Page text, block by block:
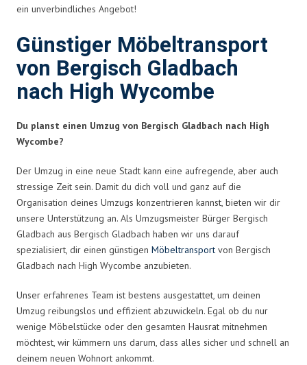
ein unverbindliches Angebot!
Günstiger Möbeltransport
von Bergisch Gladbach
nach High Wycombe
Du planst einen Umzug von Bergisch Gladbach nach High
Wycombe?
Der Umzug in eine neue Stadt kann eine aufregende, aber auch
stressige Zeit sein. Damit du dich voll und ganz auf die
Organisation deines Umzugs konzentrieren kannst, bieten wir dir
unsere Unterstützung an. Als Umzugsmeister Bürger Bergisch
Gladbach aus Bergisch Gladbach haben wir uns darauf
spezialisiert, dir einen günstigen Möbeltransport von Bergisch
Gladbach nach High Wycombe anzubieten.
Unser erfahrenes Team ist bestens ausgestattet, um deinen
Umzug reibungslos und effizient abzuwickeln. Egal ob du nur
wenige Möbelstücke oder den gesamten Hausrat mitnehmen
möchtest, wir kümmern uns darum, dass alles sicher und schnell an
deinem neuen Wohnort ankommt.